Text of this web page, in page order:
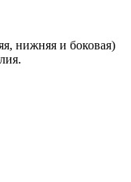
нижняя и боковая)